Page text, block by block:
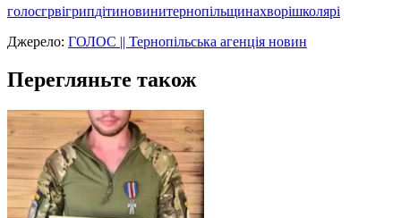
голосгрвігрипдітиновинитернопільщинахворішколярі
Джерело: ГОЛОС || Тернопільська агенція новин
Перегляньте також